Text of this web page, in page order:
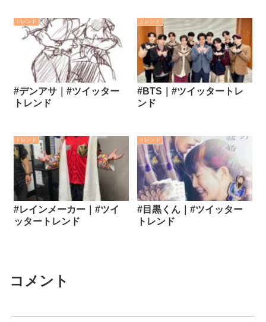
トレンド
#デンアサ｜#ツイッター
トレンド
トレンド
#BTS｜#ツイッタートレ
ンド
トレンド
#レインメーカー｜#ツイ
ッタートレンド
トレンド
#目黒くん｜#ツイッター
トレンド
コメント